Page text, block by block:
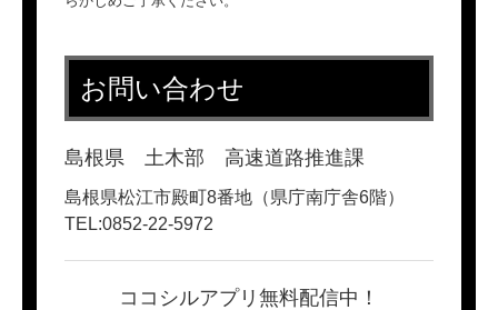
お問い合わせ
島根県 土木部 高速道路推進課
島根県松江市殿町8番地（県庁南庁舎6階）
TEL:0852-22-5972
ココシルアプリ無料配信中！